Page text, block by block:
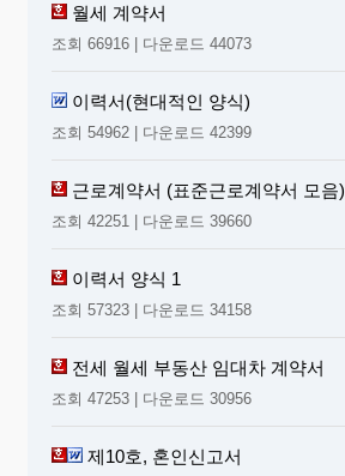
월세 계약서
조회 66916 | 다운로드 44073
이력서(현대적인 양식)
조회 54962 | 다운로드 42399
근로계약서 (표준근로계약서 모음)
조회 42251 | 다운로드 39660
이력서 양식 1
조회 57323 | 다운로드 34158
전세 월세 부동산 임대차 계약서
조회 47253 | 다운로드 30956
제10호, 혼인신고서